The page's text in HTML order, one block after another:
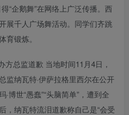
“企鹅舞”在网络上广泛传播。西
展千人广场舞活动。同学们齐跳
育锻炼。
方总监道歉 当地时间11月4日，
监纳瓦特·伊萨拉格里西尔在公开
博世“愚蠢”“头脑简单”，遭到全
，纳瓦特流泪道歉称自己是“会受